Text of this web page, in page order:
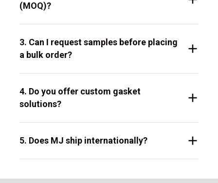
(MOQ)?
3. Can I request samples before placing
a bulk order?
4. Do you offer custom gasket
solutions?
5. Does MJ ship internationally?